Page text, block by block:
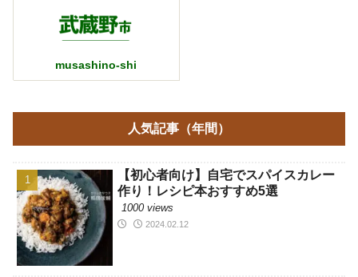
musashino-shi
人気記事（年間）
【初心者向け】自宅でスパイスカレー
作り！レシピ本おすすめ5選
1000 views
2024.02.12